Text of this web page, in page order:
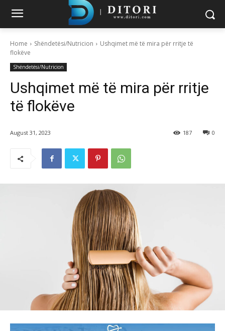
Home Shëndetësi/Nutricion
Ushqimet më të mira për rritje të
flokëve
Shëndetësi/Nutricion
Ushqimet më të mira për rritje
të flokëve
August 31, 2023 0
187